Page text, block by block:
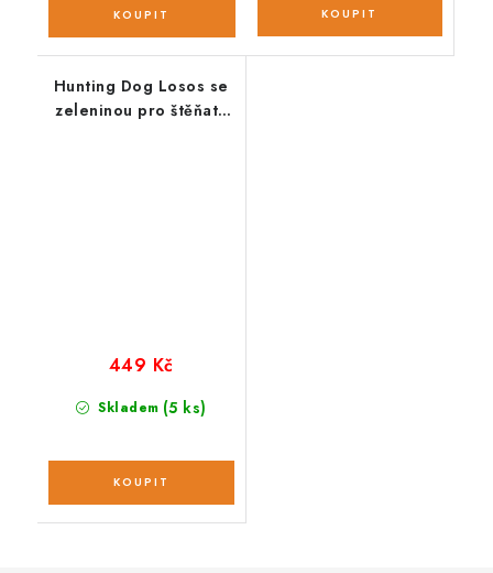
Hunting Dog Losos se
zeleninou pro štěňata
Skladem (5 ks)
449 Kč